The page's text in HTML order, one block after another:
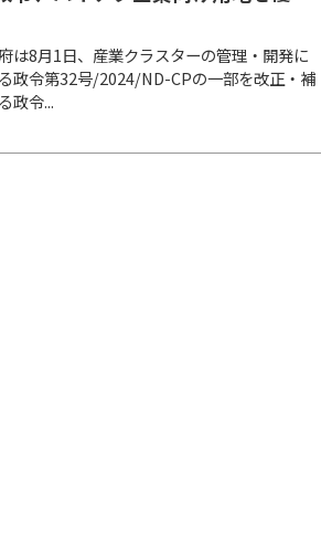
は8月1日、産業クラスターの管理・開発に
政令第32号/2024/ND-CPの一部を改正・補
政令...